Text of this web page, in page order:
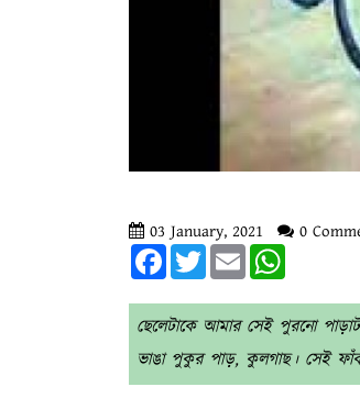
03 January, 2021 0
FacebookTwitterEmail
ছেলেটাকে আমার সেই পুরনো
ভাঙা পুকুর পাড়, কুলগাছ। সেই